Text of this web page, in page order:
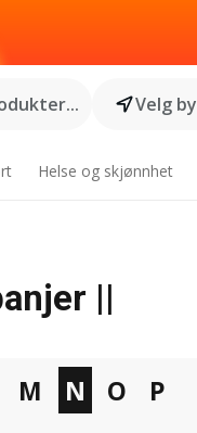
Velg by
Helse og skjønnhet
||
M N O
P